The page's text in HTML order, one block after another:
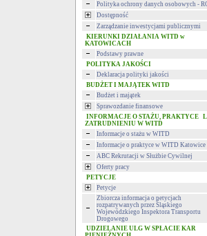
Polityka ochrony danych osobowych -
Dostępność
Zarządzanie inwestycjami publicznymi
KIERUNKI DZIAŁANIA WITD w
KATOWICACH
Podstawy prawne
POLITYKA JAKOŚCI
Deklaracja polityki jakości
BUDŻET I MAJĄTEK WITD
Budżet i majątek
Sprawozdanie finansowe
INFORMACJE O STAŻU, PRAKTYCE
ZATRUDNIENIU W WITD
Informacje o stażu w WITD
Informacje o praktyce w WITD Katowice
ABC Rekrutacji w Służbie Cywilnej
Oferty pracy
PETYCJE
Petycje
Zbiorcza informacja o petycjach
rozpatrywanych przez Śląskiego
Wojewódzkiego Inspektora Transportu
Drogowego
UDZIELANIE ULG W SPŁACIE KAR